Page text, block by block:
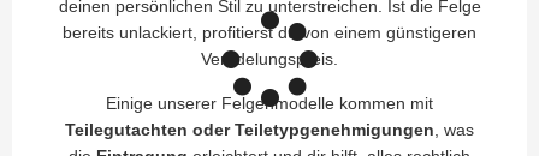
deinen persönlichen Stil zu unterstreichen. Ist die Felge
bereits unlackiert, profitierst du von einem günstigeren
Veredelungspreis.
Einige unserer Felgenmodelle kommen mit
Teilegutachten oder Teiletypgenehmigungen, was